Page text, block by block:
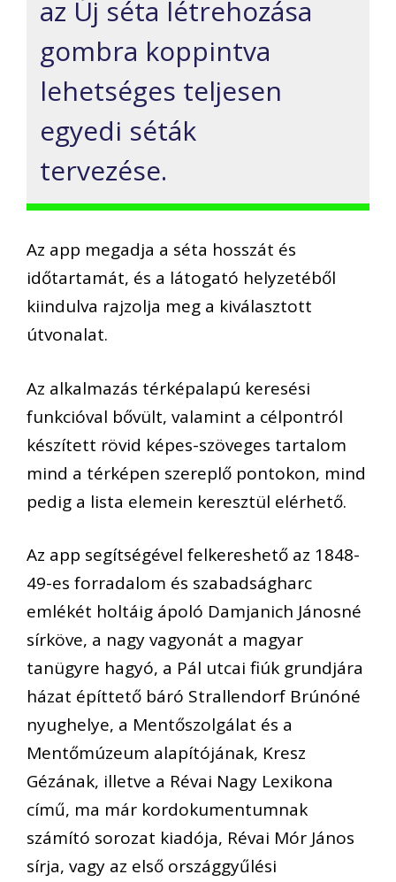
az Új séta létrehozása
gombra koppintva
lehetséges teljesen
egyedi séták
tervezése.
Az app megadja a séta hosszát és
időtartamát, és a látogató helyzetéből
kiindulva rajzolja meg a kiválasztott
útvonalat.
Az alkalmazás térképalapú keresési
funkcióval bővült, valamint a célpontról
készített rövid képes-szöveges tartalom
mind a térképen szereplő pontokon, mind
pedig a lista elemein keresztül elérhető.
Az app segítségével felkereshető az 1848-
49-es forradalom és szabadságharc
emlékét holtáig ápoló Damjanich Jánosné
sírköve, a nagy vagyonát a magyar
tanügyre hagyó, a Pál utcai fiúk grundjára
házat építtető báró Strallendorf Brúnóné
nyughelye, a Mentőszolgálat és a
Mentőmúzeum alapítójának, Kresz
Gézának, illetve a Révai Nagy Lexikona
című, ma már kordokumentumnak
számító sorozat kiadója, Révai Mór János
sírja, vagy az első országgyűlési